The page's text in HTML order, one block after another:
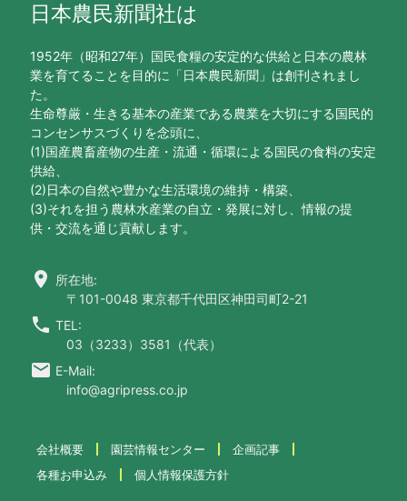
日本農民新聞社は
1952年（昭和27年）国民食糧の安定的な供給と日本の農林
業を育てることを目的に「日本農民新聞」は創刊されまし
た。
生命尊厳・生きる基本の産業である農業を大切にする国民的
コンセンサスづくりを念頭に、
(1)国産農畜産物の生産・流通・循環による国民の食料の安定
供給、
(2)日本の自然や豊かな生活環境の維持・構築、
(3)それを担う農林水産業の自立・発展に対し、情報の提
供・交流を通じ貢献します。
location_on 所在地:
〒101-0048 東京都千代田区神田司町2-21
call TEL:
03（3233）3581（代表）
email E-Mail:
info@agripress.co.jp
会社概要 園芸情報センター
企画記事
各種お申込み
個人情報保護方針